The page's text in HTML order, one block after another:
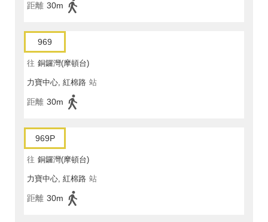
距離 30m
969
往 銅鑼灣(摩頓台)
力寶中心, 紅棉路 站
距離 30m
969P
往 銅鑼灣(摩頓台)
力寶中心, 紅棉路 站
距離 30m